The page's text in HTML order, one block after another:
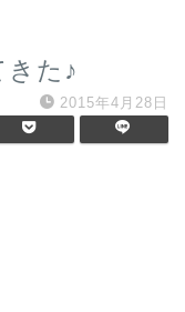
きた♪
2015年4月28日